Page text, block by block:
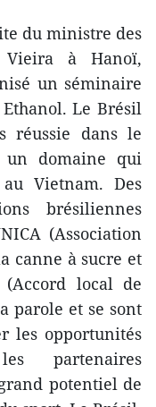
du ministre des
Vieira à Hanoï,
un séminaire
Le Brésil
réussie dans le
un domaine qui
Vietnam. Des
brésiliennes
(Association
canne à sucre et
local de
parole et se sont
les opportunités
partenaires
potentiel de